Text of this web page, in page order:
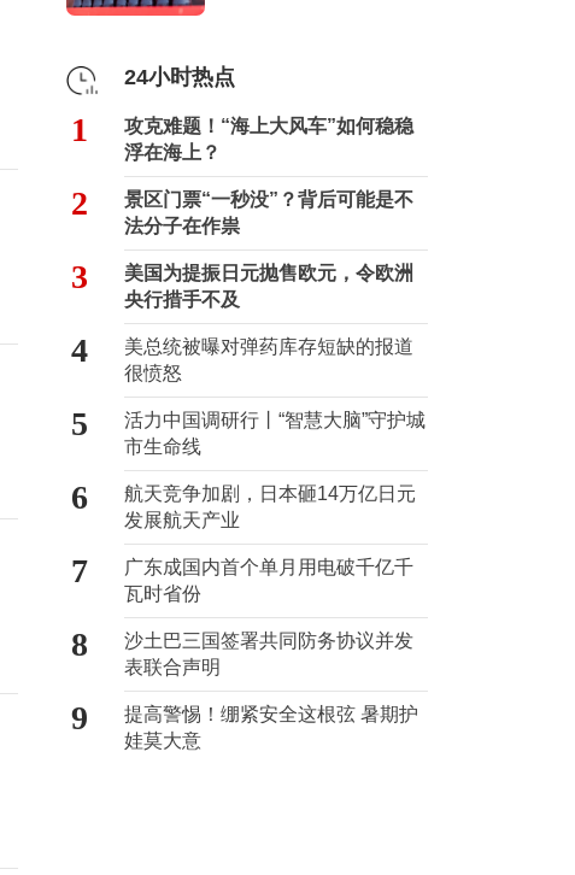
24小时热点
1
攻克难题！“海上大风车”如何稳稳
浮在海上？
2
景区门票“一秒没”？背后可能是不
法分子在作祟
3
美国为提振日元抛售欧元，令欧洲
央行措手不及
4
美总统被曝对弹药库存短缺的报道
很愤怒
5
活力中国调研行丨“智慧大脑”守护城
市生命线
6
航天竞争加剧，日本砸14万亿日元
发展航天产业
7
广东成国内首个单月用电破千亿千
瓦时省份
8
沙土巴三国签署共同防务协议并发
表联合声明
9
提高警惕！绷紧安全这根弦 暑期护
娃莫大意